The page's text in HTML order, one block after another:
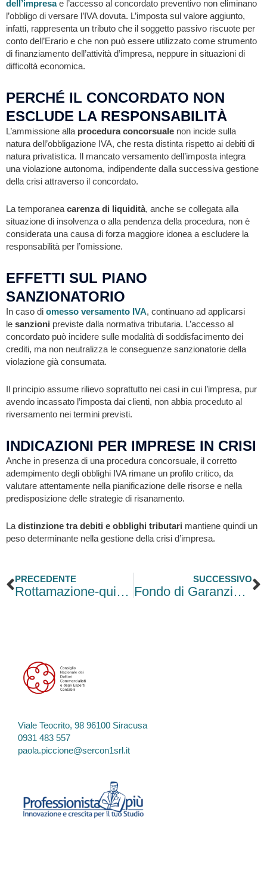
dell’impresae l’accesso al concordato preventivo non eliminano
l’obbligo di versare l’IVA dovuta. L’imposta sul valore aggiunto,
infatti, rappresenta un tributo che il soggetto passivo riscuote per
conto dell’Erario e che non può essere utilizzato come strumento
di finanziamento dell’attività d’impresa, neppure in situazioni di
difficoltà economica.
PERCHÉ IL CONCORDATO NON
ESCLUDE LA RESPONSABILITÀ
L’ammissione alla procedura concorsuale non incide sulla
natura dell’obbligazione IVA, che resta distinta rispetto ai debiti di
natura privatistica. Il mancato versamento dell’imposta integra
una violazione autonoma, indipendente dalla successiva gestione
della crisi attraverso il concordato.
La temporaneacarenza di liquidità, anche se collegata alla
situazione di insolvenza o alla pendenza della procedura, non è
considerata una causa di forza maggiore idonea a escludere la
responsabilità per l’omissione.
EFFETTI SUL PIANO
SANZIONATORIO
In caso di omesso versamento IVA, continuano ad applicarsi
le sanzioni previste dalla normativa tributaria. L’accesso al
concordato può incidere sulle modalità di soddisfacimento dei
crediti, ma non neutralizza le conseguenze sanzionatorie della
violazione già consumata.
Il principio assume rilievo soprattutto nei casi in cui l’impresa, pur
avendo incassato l’imposta dai clienti, non abbia proceduto al
riversamento nei termini previsti.
INDICAZIONI PER IMPRESE IN CRISI
Anche in presenza di una procedura concorsuale, il corretto
adempimento degli obblighi IVA rimane un profilo critico, da
valutare attentamente nella pianificazione delle risorse e nella
predisposizione delle strategie di risanamento.
Ladistinzione tra debiti e obblighi tributari mantiene quindi un
peso determinante nella gestione della crisi d’impresa.
Precedente
PRECEDENTE
Rottamazione-quinquies al via: come e quando presentare la domanda
SUCCESSIVO
Fondo di Garanzia PMI, regole confermate per tutto il 2026
Viale Teocrito, 98 96100 Siracusa
0931 483 557
paola.piccione@sercon1srl.it